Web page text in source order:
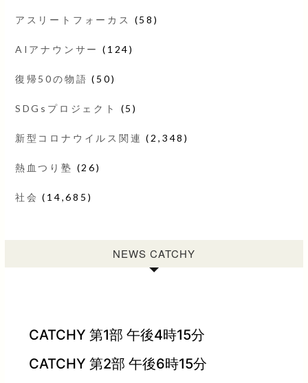
アスリートフォーカス (58)
AIアナウンサー (124)
復帰50の物語 (50)
SDGsプロジェクト (5)
新型コロナウイルス関連 (2,348)
熱血つり塾 (26)
社会 (14,685)
NEWS CATCHY
CATCHY 第1部 午後4時15分
CATCHY 第2部 午後6時15分